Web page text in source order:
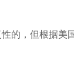
的，但根据美